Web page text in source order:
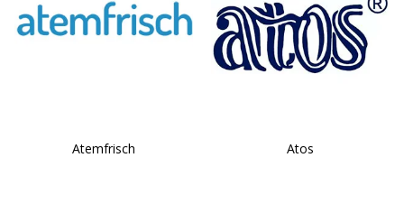
Atemfrisch Atos